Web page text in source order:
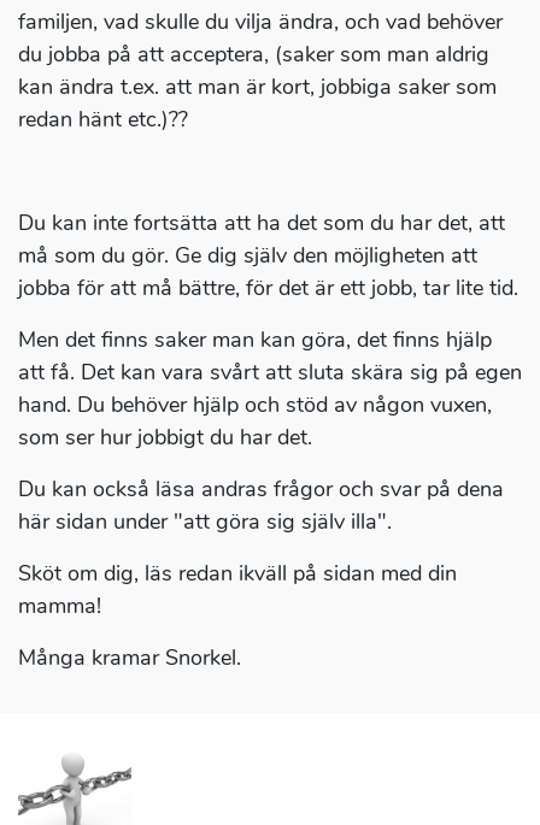
familjen, vad skulle du vilja ändra, och vad behöver
du jobba på att acceptera, (saker som man aldrig
kan ändra t.ex. att man är kort, jobbiga saker som
redan hänt etc.)??
Du kan inte fortsätta att ha det som du har det, att
må som du gör. Ge dig själv den möjligheten att
jobba för att må bättre, för det är ett jobb, tar lite tid.
Men det finns saker man kan göra, det finns hjälp
att få. Det kan vara svårt att sluta skära sig på egen
hand. Du behöver hjälp och stöd av någon vuxen,
som ser hur jobbigt du har det.
Du kan också läsa andras frågor och svar på dena
här sidan under "att göra sig själv illa".
Sköt om dig, läs redan ikväll på sidan med din
mamma!
Många kramar Snorkel.